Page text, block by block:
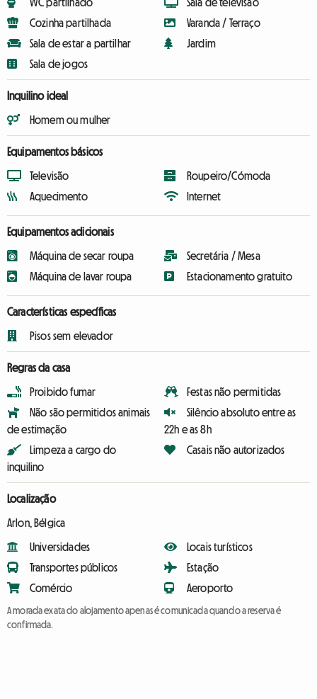
Cozinha partilhada
Sala de estar a partilhar
Sala de jogos
Varanda / Terraço
Jardim
Inquilino ideal
Homem ou mulher
Equipamentos básicos
Televisão
Aquecimento
Roupeiro/Cómoda
Internet
Equipamentos adicionais
Máquina de secar roupa
Máquina de lavar roupa
Secretária / Mesa
Estacionamento gratuito
Características específicas
Pisos sem elevador
Regras da casa
Proibido fumar
Não são permitidos animais
de estimação
Limpeza a cargo do
inquilino
Festas não permitidas
Silêncio absoluto entre as
22h e as 8h
Casais não autorizados
Localização
Arlon, Bélgica
Universidades
Transportes públicos
Comércio
Locais turísticos
Estação
Aeroporto
A morada exata do alojamento apenas é comunicada quando a reserva é
confirmada.